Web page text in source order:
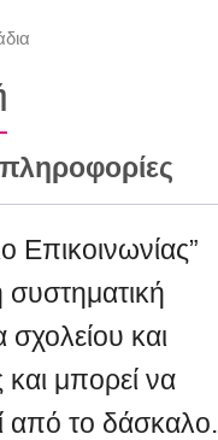
Επικοινωνίας”
σχολείου και
και μπορεί να
από το δάσκαλο.